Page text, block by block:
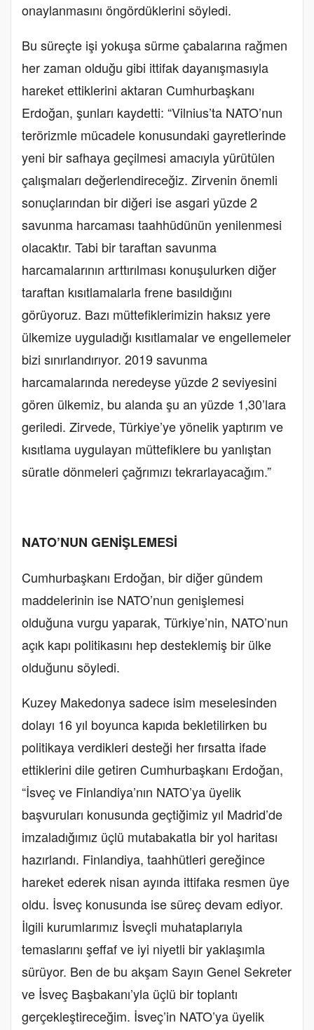
onaylanmasını öngördüklerini söyledi.
Bu süreçte işi yokuşa sürme çabalarına rağmen
her zaman olduğu gibi ittifak dayanışmasıyla
hareket ettiklerini aktaran Cumhurbaşkanı
Erdoğan, şunları kaydetti: “Vilnius’ta NATO’nun
terörizmle mücadele konusundaki gayretlerinde
yeni bir safhaya geçilmesi amacıyla yürütülen
çalışmaları değerlendireceğiz. Zirvenin önemli
sonuçlarından bir diğeri ise asgari yüzde 2
savunma harcaması taahhüdünün yenilenmesi
olacaktır. Tabi bir taraftan savunma
harcamalarının arttırılması konuşulurken diğer
taraftan kısıtlamalarla frene basıldığını
görüyoruz. Bazı müttefiklerimizin haksız yere
ülkemize uyguladığı kısıtlamalar ve engellemeler
bizi sınırlandırıyor. 2019 savunma
harcamalarında neredeyse yüzde 2 seviyesini
gören ülkemiz, bu alanda şu an yüzde 1,30’lara
geriledi. Zirvede, Türkiye’ye yönelik yaptırım ve
kısıtlama uygulayan müttefiklere bu yanlıştan
süratle dönmeleri çağrımızı tekrarlayacağım.”
NATO’NUN GENİŞLEMESİ
Cumhurbaşkanı Erdoğan, bir diğer gündem
maddelerinin ise NATO’nun genişlemesi
olduğuna vurgu yaparak, Türkiye’nin, NATO’nun
açık kapı politikasını hep desteklemiş bir ülke
olduğunu söyledi.
Kuzey Makedonya sadece isim meselesinden
dolayı 16 yıl boyunca kapıda bekletilirken bu
politikaya verdikleri desteği her fırsatta ifade
ettiklerini dile getiren Cumhurbaşkanı Erdoğan,
“İsveç ve Finlandiya’nın NATO’ya üyelik
başvuruları konusunda geçtiğimiz yıl Madrid’de
imzaladığımız üçlü mutabakatla bir yol haritası
hazırlandı. Finlandiya, taahhütleri gereğince
hareket ederek nisan ayında ittifaka resmen üye
oldu. İsveç konusunda ise süreç devam ediyor.
İlgili kurumlarımız İsveçli muhataplarıyla
temaslarını şeffaf ve iyi niyetli bir yaklaşımla
sürüyor. Ben de bu akşam Sayın Genel Sekreter
ve İsveç Başbakanı’yla üçlü bir toplantı
gerçekleştireceğim. İsveç’in NATO’ya üyelik